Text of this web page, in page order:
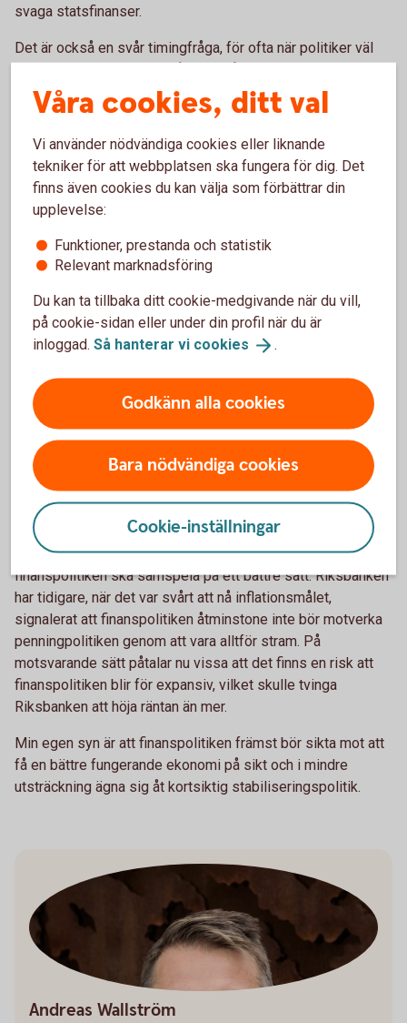
svaga statsfinanser.
Det är också en svår timingfråga, för ofta när politiker väl
sent och konjunkturen kanske redan är på väg upp igen.
konjunktursvängningar, men har ändå haft stora svängningar,
mycket på grund av att ekonomin är så mycket större än det
offentliga och bland annat styrs av den globala
utvecklingen. Vi bör därför räkna med svängningar i
konjunkturen även framöver.
Vem ansvarar för
stabiliseringspolitiken i Sverige?
stabiliseringspolitiken sedan inflationsmålet infördes 1995.
Sen är ju Riksbankens primära mål att hålla inflationen på
två procent, vilket inte alltid behöver vara förenligt med att
dämpa konjunktursvängningar.
På senare tid har exempelvis Riksbanken höjt räntan
mycket trots att ekonomin av allt att döma är på väg att
snabbt kylas av. Det pågår dock en diskussion både i
Sverige och internationellt om vikten av att penning- och
finanspolitiken ska samspela på ett bättre sätt. Riksbanken
har tidigare, när det var svårt att nå inflationsmålet,
signalerat att finanspolitiken åtminstone inte bör motverka
penningpolitiken genom att vara alltför stram. På
motsvarande sätt påtalar nu vissa att det finns en risk att
finanspolitiken blir för expansiv, vilket skulle tvinga
Riksbanken att höja räntan än mer.
Min egen syn är att finanspolitiken främst bör sikta mot att
få en bättre fungerande ekonomi på sikt och i mindre
utsträckning ägna sig åt kortsiktig stabiliseringspolitik.
Andreas Wallström
Våra cookies, ditt val
Vi använder nödvändiga cookies eller liknande
tekniker för att webbplatsen ska fungera för dig. Det
finns även cookies du kan välja som förbättrar din
upplevelse:
Funktioner, prestanda och statistik
Relevant marknadsföring
Du kan ta tillbaka ditt cookie-medgivande när du vill,
på cookie-sidan eller under din profil när du är
inloggad. Så hanterar vi cookies .
Godkänn alla cookies
Bara nödvändiga cookies
Cookie-inställningar